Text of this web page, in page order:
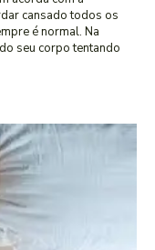
cansado todos os
é normal. Na
seu corpo tentando